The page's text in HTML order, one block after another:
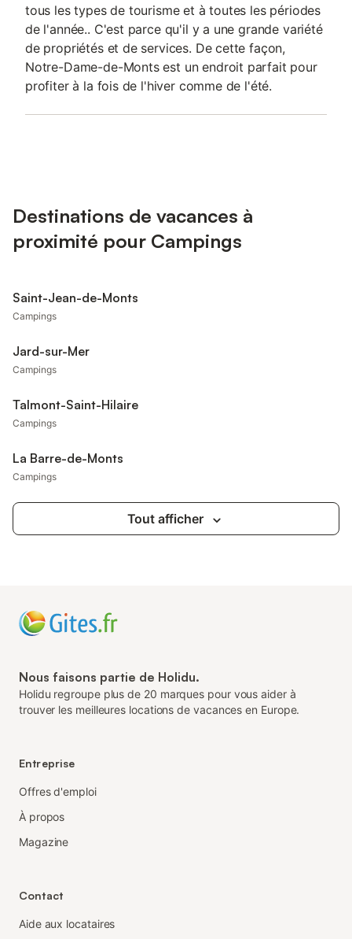
tous les types de tourisme et à toutes les périodes
de l'année.. C'est parce qu'il y a une grande variété
de propriétés et de services. De cette façon,
Notre-Dame-de-Monts est un endroit parfait pour
profiter à la fois de l'hiver comme de l'été.
Destinations de vacances à
proximité pour Campings
Saint-Jean-de-Monts
Campings
Jard-sur-Mer
Campings
Talmont-Saint-Hilaire
Campings
La Barre-de-Monts
Campings
Tout afficher
Nous faisons partie de Holidu.
Holidu regroupe plus de 20 marques pour vous aider à
trouver les meilleures locations de vacances en Europe.
Entreprise
Offres d'emploi
À propos
Magazine
Contact
Aide aux locataires